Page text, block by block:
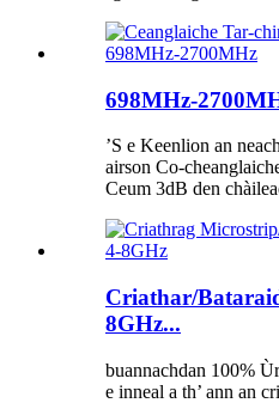
698MHz-
’S e Keenlion an
airson Co-
Ceum 3dB den
Criathar/
8GHz...
buannachdan 100%
e inneal a th’ ann an